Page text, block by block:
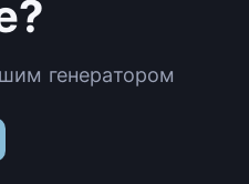
генератором